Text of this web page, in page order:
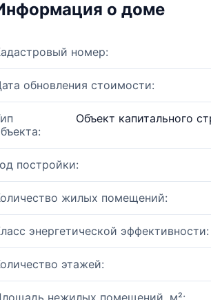
о доме
номер:
обновления стоимости:
Объект капитального
постройки:
жилых помещений:
энергетической эффективности:
этажей:
нежилых помещений, м²: